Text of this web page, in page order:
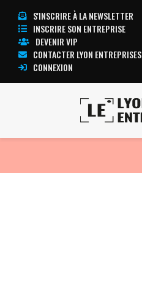
S'INSCRIRE À LA NEWSLETTER
INSCRIRE SON ENTREPRISE
DEVENIR VIP
CONTACTER LYON ENTREPRISES
CONNEXION